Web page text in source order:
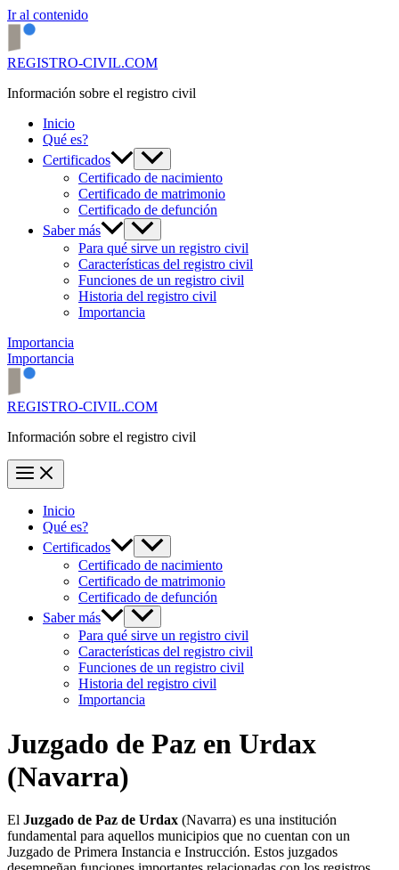
Ir al contenido
REGISTRO-CIVIL.COM
Información sobre el registro civil
Inicio
Qué es?
Certificados
Certificado de nacimiento
Certificado de matrimonio
Certificado de defunción
Saber más
Para qué sirve un registro civil
Características del registro civil
Funciones de un registro civil
Historia del registro civil
Importancia
Importancia
Importancia
REGISTRO-CIVIL.COM
Información sobre el registro civil
Inicio
Qué es?
Certificados
Certificado de nacimiento
Certificado de matrimonio
Certificado de defunción
Saber más
Para qué sirve un registro civil
Características del registro civil
Funciones de un registro civil
Historia del registro civil
Importancia
Juzgado de Paz en Urdax
(Navarra)
El Juzgado de Paz de Urdax (Navarra) es una institución
fundamental para aquellos municipios que no cuentan con un
Juzgado de Primera Instancia e Instrucción. Estos juzgados